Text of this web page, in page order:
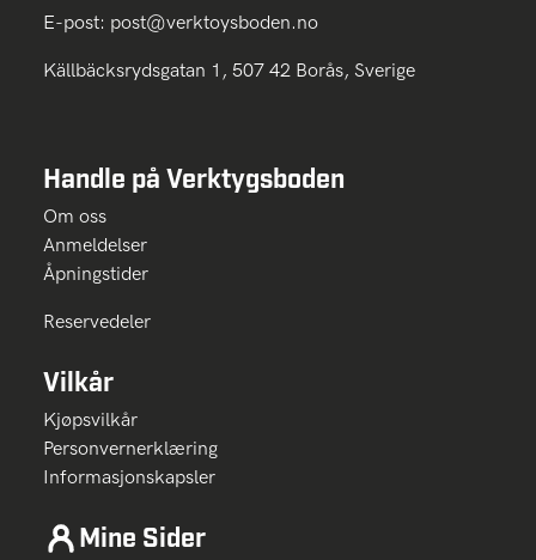
E-post: post@verktoysboden.no
Källbäcksrydsgatan 1, 507 42 Borås, Sverige
Handle på Verktygsboden
Om oss
Anmeldelser
Åpningstider
Reservedeler
Vilkår
Kjøpsvilkår
Personvernerklæring
Informasjonskapsler
Mine Sider